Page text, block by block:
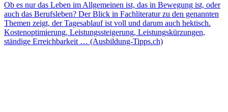
Ob es nur das Leben im Allgemeinen ist, das in Bewegung ist, oder
auch das Berufsleben? Der Blick in Fachliteratur zu den genannten
Themen zeigt, der Tagesablauf ist voll und darum auch hektisch.
Kostenoptimierung, Leistungssteigerung, Leistungskürzungen,
ständige Erreichbarkeit … (Ausbildung-Tipps.ch)